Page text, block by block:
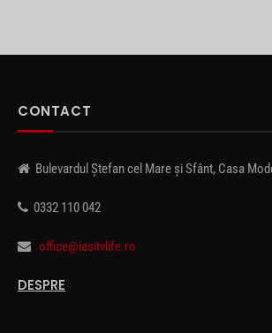
CONTACT
Bulevardul Ștefan cel Mare și Sfânt, Casa
0332 110 042
office@iasitvlife.ro
DESPRE